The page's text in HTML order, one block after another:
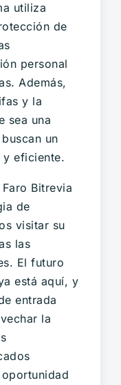
utiliza
de
personal
Además,
y la
sea una
un
y eficiente.
Bitrevia
de
visitar su
las
El futuro
está aquí, y
entrada
la